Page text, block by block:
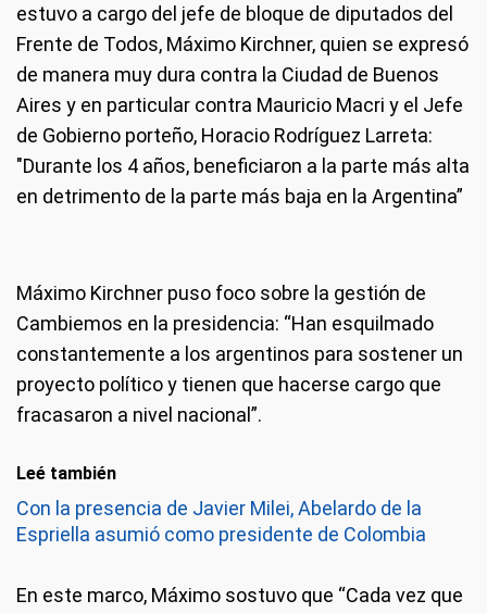
estuvo a cargo del jefe de bloque de diputados del
Frente de Todos, Máximo Kirchner, quien se expresó
de manera muy dura contra la Ciudad de Buenos
Aires y en particular contra Mauricio Macri y el Jefe
de Gobierno porteño, Horacio Rodríguez Larreta:
"Durante los 4 años, beneficiaron a la parte más alta
en detrimento de la parte más baja en la Argentina”
Máximo Kirchner puso foco sobre la gestión de
Cambiemos en la presidencia: “Han esquilmado
constantemente a los argentinos para sostener un
proyecto político y tienen que hacerse cargo que
fracasaron a nivel nacional”.
Leé también
Con la presencia de Javier Milei, Abelardo de la
Espriella asumió como presidente de Colombia
En este marco, Máximo sostuvo que “Cada vez que